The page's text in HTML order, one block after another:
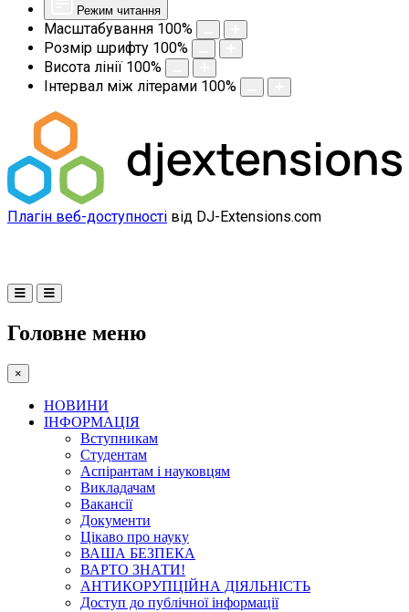
Режим читання
Масштабування 100%
Розмір шрифту 100%
Висота лінії 100%
Інтервал між літерами 100%
Плагін веб-доступності від DJ-Extensions.com
Головне меню
×
НОВИНИ
ІНФОРМАЦІЯ
Вступникам
Студентам
Аспірантам і науковцям
Викладачам
Вакансії
Документи
Цікаво про науку
ВАША БЕЗПЕКА
ВАРТО ЗНАТИ!
АНТИКОРУПЦІЙНА ДІЯЛЬНІСТЬ
Доступ до публічної інформації